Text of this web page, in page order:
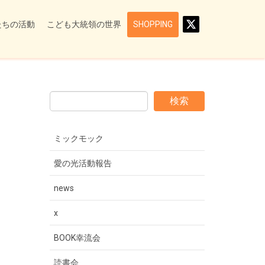
の活動 こども大統領の世界 SHOPPING
検索
ミックモック
愛の光活動報告
news
x
BOOK幸流会
読書会